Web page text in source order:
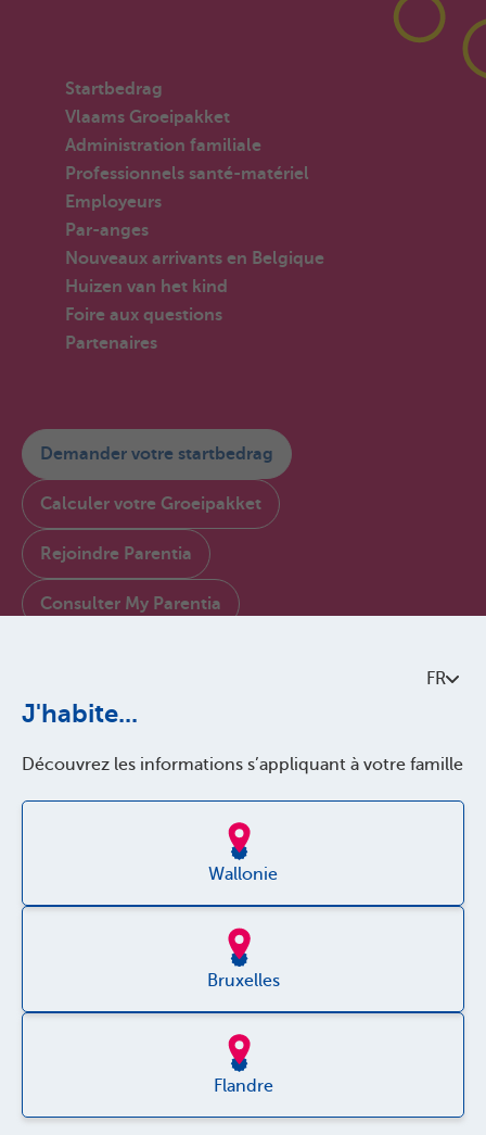
FR
J'habite...
Découvrez les informations s’appliquant à votre famille
Wallonie
Bruxelles
Flandre
Startbedrag
Vlaams Groeipakket
Administration familiale
Professionnels santé-matériel
Employeurs
Par-anges
Nouveaux arrivants en Belgique
Huizen van het kind
Foire aux questions
Partenaires
Demander votre startbedrag
Calculer votre Groeipakket
Rejoindre Parentia
Consulter My Parentia
À propos de Parentia
Accessibilité